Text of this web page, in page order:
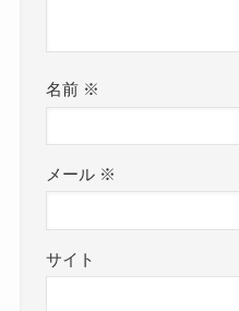
名前 ※
メール ※
サイト